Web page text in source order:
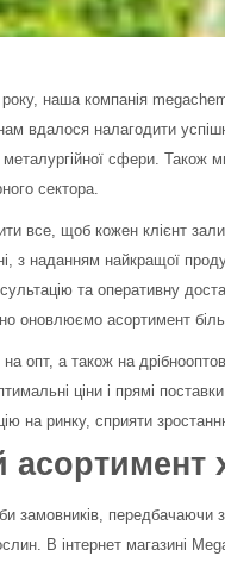
наша компанія
вдалося налагодити
сфери. Також
сектора.
все, щоб кожен клієнт
з наданням найкращої
та оперативну
оновлюємо асортимент
на опт, а також на
ціни і прямі
на ринку, сприяти
замовників, передбачаючи
В інтернет магазині